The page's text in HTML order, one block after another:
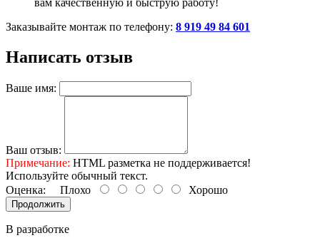
Заказывайте монтаж по телефону: 8 919 49 84 601
Написать отзыв
Ваше имя:
Ваш отзыв:
Примечание: HTML разметка не поддерживается!
Используйте обычный текст.
Оценка: Плохо Хорошо
Продолжить
В разработке